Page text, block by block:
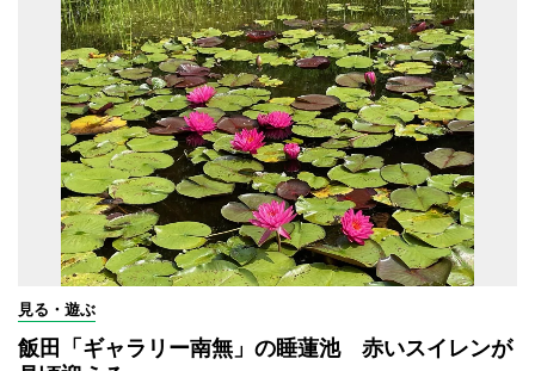
見る・遊ぶ
飯田「ギャラリー南無」の睡蓮池 赤いスイレンが